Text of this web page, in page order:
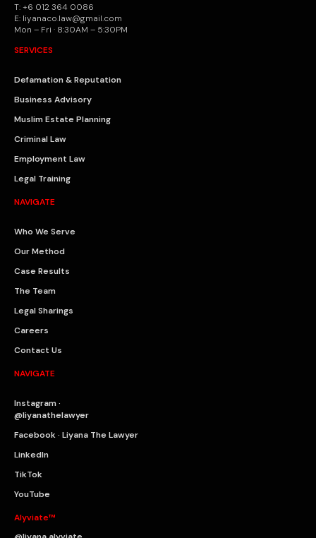
T: +6 012 364 0086
E: liyanaco.law@gmail.com
Mon – Fri · 8:30AM – 5:30PM
SERVICES
Defamation & Reputation
Business Advisory
Muslim Estate Planning
Criminal Law
Employment Law
Legal Training
NAVIGATE
Who We Serve
Our Method
Case Results
The Team
Legal Sharings
Careers
Contact Us
NAVIGATE
Instagram ·
@liyanathelawyer
Facebook · Liyana The Lawyer
LinkedIn
TikTok
YouTube
Alyviate™